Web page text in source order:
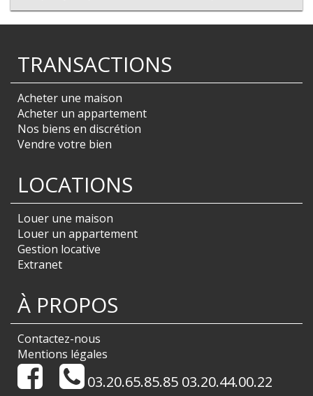
TRANSACTIONS
Acheter une maison
Acheter un appartement
Nos biens en discrétion
Vendre votre bien
LOCATIONS
Louer une maison
Louer un appartement
Gestion locative
Extranet
À PROPOS
Contactez-nous
Mentions légales
03.20.65.85.85 03.20.44.00.22